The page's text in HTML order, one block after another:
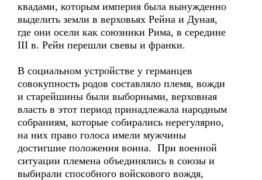
квадами, которым империя была вынужденно
выделить земли в верховьях Рейна и Дуная,
где они осели как союзники Рима, в середине
III в. Рейн перешли свевы и франки.
В социальном устройстве у германцев
совокупность родов составляло племя, вожди
и старейшины были выборными, верховная
власть в этот период принадлежала народным
собраниям, которые собирались нерегулярно,
на них право голоса имели мужчины
достигшие положения воина. При военной
ситуации племена объединялись в союзы и
выбирали способного войскового вождя,